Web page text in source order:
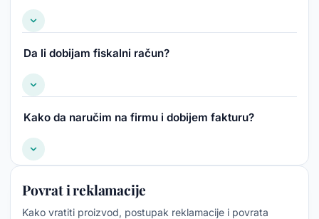
Da li dobijam fiskalni račun?
Kako da naručim na firmu i dobijem fakturu?
Povrat i reklamacije
Kako vratiti proizvod, postupak reklamacije i povrata